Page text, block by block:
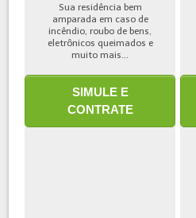
Sua residência bem
amparada em caso de
incêndio, roubo de bens,
eletrônicos queimados e
muito mais...
SIMULE E
CONTRATE